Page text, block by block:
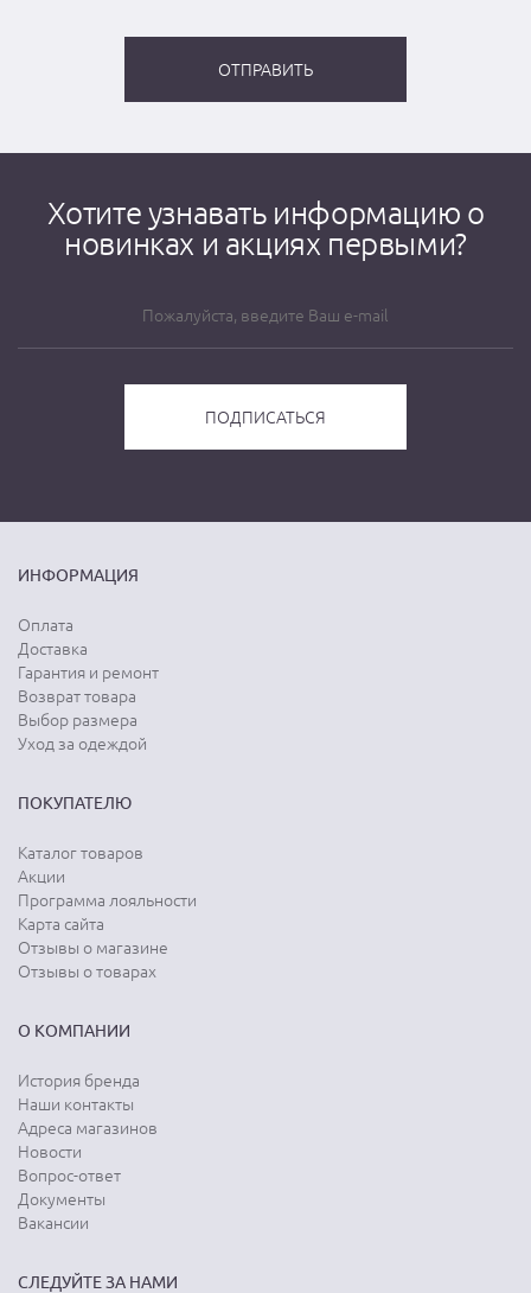
Хотите узнавать информацию о
новинках и акциях первыми?
ИНФОРМАЦИЯ
Оплата
Доставка
Гарантия и ремонт
Возврат товара
Выбор размера
Уход за одеждой
ПОКУПАТЕЛЮ
Каталог товаров
Акции
Программа лояльности
Карта сайта
Отзывы о магазине
Отзывы о товарах
О КОМПАНИИ
История бренда
Наши контакты
Адреса магазинов
Новости
Вопрос-ответ
Документы
Вакансии
СЛЕДУЙТЕ ЗА НАМИ